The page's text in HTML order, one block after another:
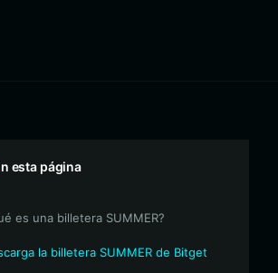
esta página
es una billetera SUMMER?
la billetera SUMMER de Bitget